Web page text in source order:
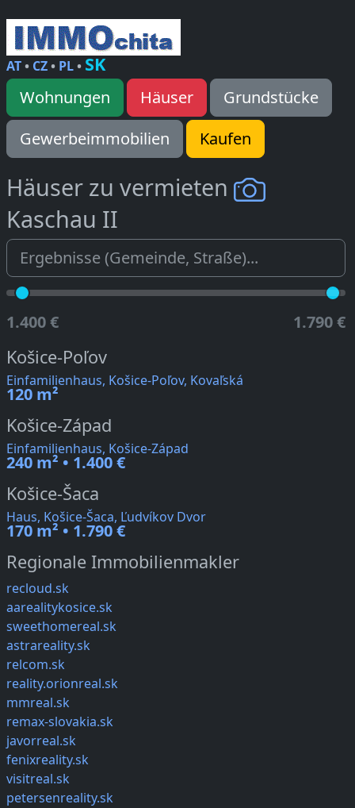
AT• CZ• PL• SK
Wohnungen Häuser
Grundstücke
Gewerbeimmobilien
Kaufen
Häuser zu vermieten
Kaschau II
1.400 € 1.790 €
Košice-Poľov
Einfamilienhaus, Košice-Poľov, Kovaľská
120 m²
Košice-Západ
Einfamilienhaus, Košice-Západ
240 m² • 1.400 €
Košice-Šaca
Haus, Košice-Šaca, Ľudvíkov Dvor
170 m² • 1.790 €
Regionale Immobilienmakler
recloud.sk
aarealitykosice.sk
sweethomereal.sk
astrareality.sk
relcom.sk
reality.orionreal.sk
mmreal.sk
remax-slovakia.sk
javorreal.sk
fenixreality.sk
visitreal.sk
petersenreality.sk